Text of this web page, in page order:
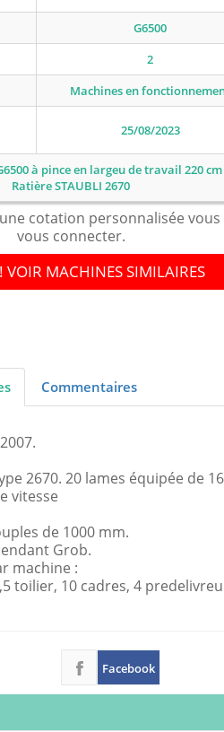
G6500
2
Machines en
25/08/2023
à pince en largeu de travail 220
Ratière STAUBLI 2670
cotation personnalisée vous
vous connecter.
VOIR MACHINES SIMILAIRES
Commentaires
2670. 20 lames équipée de
vitesse
de 1000 mm.
Grob.
machine :
toilier, 10 cadres, 4
Facebook